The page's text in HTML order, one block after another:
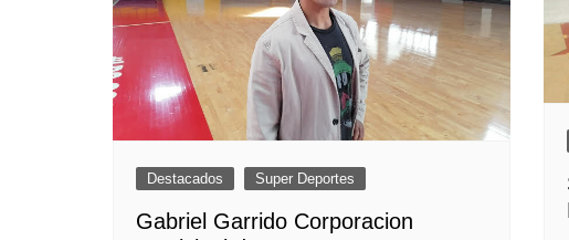
Destacados Super Deportes
Gabriel Garrido Corporacion